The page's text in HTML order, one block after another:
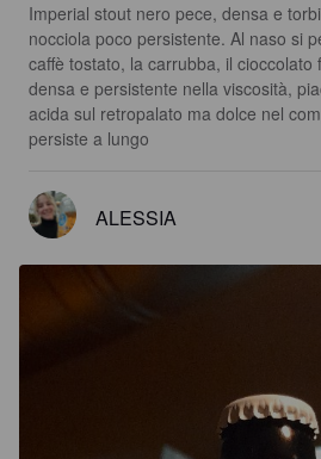
Imperial stout nero pece, densa e
nocciola poco persistente. Al naso si
caffè tostato, la carrubba, il cioccolato
densa e persistente nella viscosità,
acida sul retropalato ma dolce nel
persiste a lungo
ALESSIA